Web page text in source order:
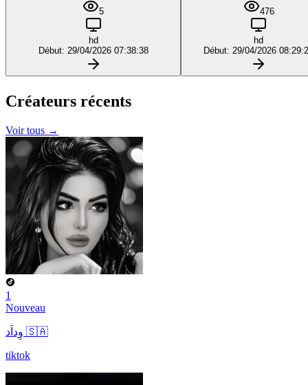
5
hd
Début: 29/04/2026 07:38:38
476
hd
Début: 29/04/2026
Créateurs récents
Voir tous →
1
Nouveau
وِداَد 🇸🇦
tiktok